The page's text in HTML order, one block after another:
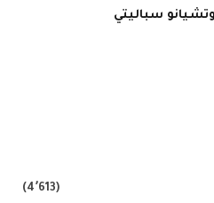
سباليتي
(4٬613)